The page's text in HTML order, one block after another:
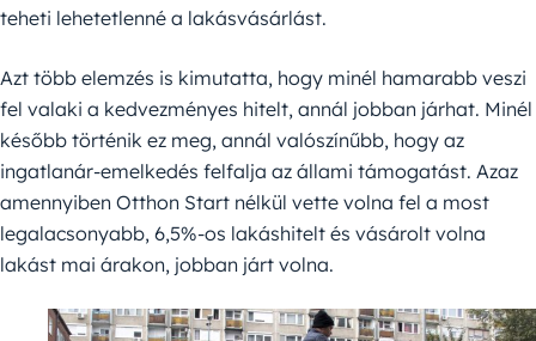
teheti lehetetlenné a lakásvásárlást.
Azt több elemzés is kimutatta, hogy minél hamarabb veszi
fel valaki a kedvezményes hitelt, annál jobban járhat. Minél
később történik ez meg, annál valószínűbb, hogy az
ingatlanár-emelkedés felfalja az állami támogatást. Azaz
amennyiben Otthon Start nélkül vette volna fel a most
legalacsonyabb, 6,5%-os lakáshitelt és vásárolt volna
lakást mai árakon, jobban járt volna.